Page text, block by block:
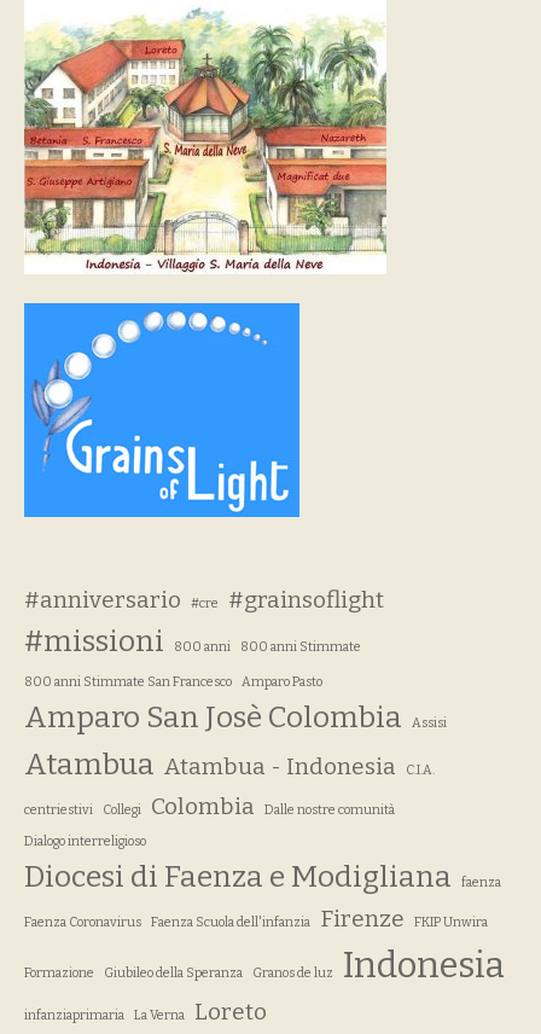
#anniversario #cre #grainsoflight
#missioni 800 anni 800 anni Stimmate
800 anni Stimmate San Francesco Amparo Pasto
Amparo San Josè Colombia Assisi
Atambua Atambua - Indonesia C.I.A.
centriestivi Collegi Colombia
Dalle nostre comunità
Dialogo interreligioso
Diocesi di Faenza e Modigliana faenza
Faenza Coronavirus Faenza Scuola dell'infanzia Firenze FKIP Unwira
Formazione Giubileo della Speranza Granos de luz Indonesia
infanziaprimaria La Verna Loreto